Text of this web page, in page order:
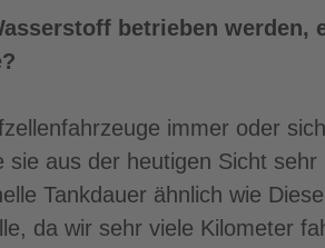
betrieben werden,
immer oder
aus der heutigen Sicht sehr
Tankdauer ähnlich wie
da wir sehr viele Kilometer